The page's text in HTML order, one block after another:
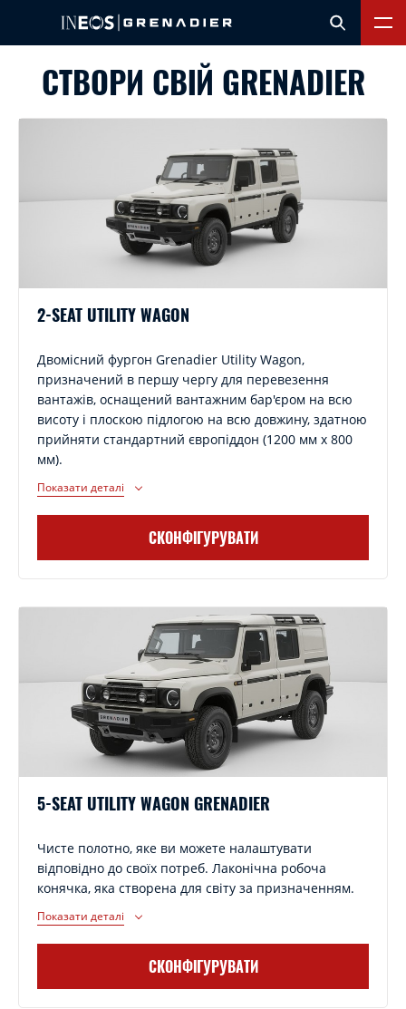
СТВОРИ СВІЙ GRENADIER
2-SEAT UTILITY WAGON
Двомісний фургон Grenadier Utility Wagon,
призначений в першу чергу для перевезення
вантажів, оснащений вантажним бар'єром на всю
висоту і плоскою підлогою на всю довжину, здатною
прийняти стандартний європіддон (1200 мм x 800
мм).
Показати деталі
СКОНФІГУРУВАТИ
5-SEAT UTILITY WAGON GRENADIER
Чисте полотно, яке ви можете налаштувати
відповідно до своїх потреб. Лаконічна робоча
конячка, яка створена для світу за призначенням.
Показати деталі
СКОНФІГУРУВАТИ